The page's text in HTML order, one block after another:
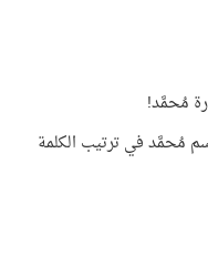
وقد ورد اسم مُحمَّد في ترتيب الكلمة